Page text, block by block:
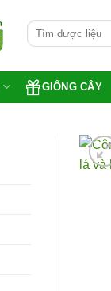
Tìm
kiếm:
GIỐNG CÂY